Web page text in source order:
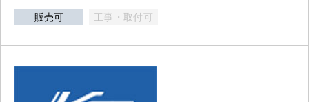
販売可 工事・取付可